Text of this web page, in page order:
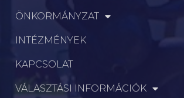
ÖNKORMÁNYZAT
INTÉZMÉNYEK
KAPCSOLAT
VÁLASZTÁSI INFORMÁCIÓK